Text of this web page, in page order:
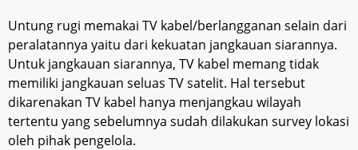
Untung rugi memakai TV kabel/berlangganan selain dari
peralatannya yaitu dari kekuatan jangkauan siarannya.
Untuk jangkauan siarannya, TV kabel memang tidak
memiliki jangkauan seluas TV satelit. Hal tersebut
dikarenakan TV kabel hanya menjangkau wilayah
tertentu yang sebelumnya sudah dilakukan survey lokasi
oleh pihak pengelola.